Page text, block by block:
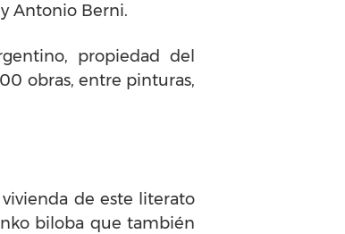
Antonio Berni.
propiedad del
obras, entre pinturas,
de este literato
biloba que también